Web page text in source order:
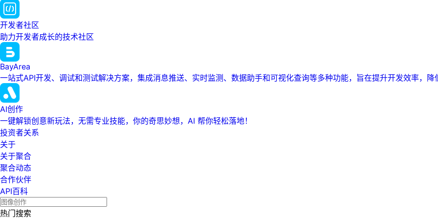
开发者社区
助力开发者成长的技术社区
BayArea
一站式API开发、调试和测试解决方案，集成消息推送、实时监测、数据助手和可视化查询等多种功能，旨在提升开发效率，降
AI创作
一键解锁创意新玩法，无需专业技能，你的奇思妙想，AI 帮你轻松落地！
投资者关系
关于
关于聚合
聚合动态
合作伙伴
API百科
热门搜索